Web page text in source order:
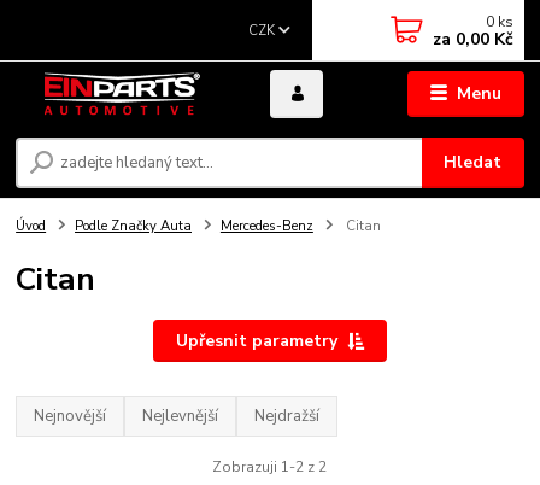
Menu
CZK
Hledat
0 ks
za 0,00 Kč
Úvod Podle Značky Auta Mercedes-Benz Citan
Citan
Upřesnit parametry
Nejnovější Nejlevnější Nejdražší
Zobrazuji 1-2 z 2